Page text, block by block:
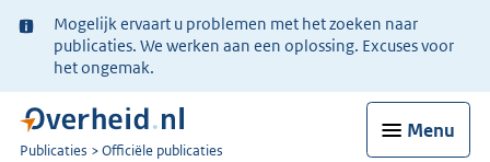
Ter
informatie:
Mogelijk ervaart u problemen met het zoeken naar
publicaties. We werken aan een oplossing. Excuses voor
het ongemak.
Menu
U
Publicaties Officiële publicaties